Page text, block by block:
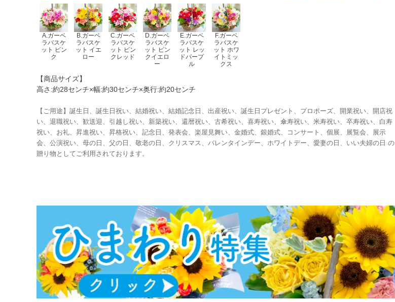
A.ガーベ
ラバスケ
ット ピン
ク
B.ガーベ
ラバスケ
ット イエ
ロー
C.ガーベ
ラバスケ
ット ピン
クレッド
D.ガーベ
ラバスケ
ット ピン
クイエロ
ー
E.ガーベ
ラバスケ
ット レッ
ドパープ
ル
F.ガーベ
ラバスケ
ット ホワ
イトミッ
クス
【商品サイズ】
高さ:約28センチ×幅:約30センチ×奥行:約20センチ
【ご用途】誕生日、誕生日祝い、結婚祝い、結婚記念日、出産祝い、誕生日プレゼント、プロポーズ、開業祝い、開店祝
い、退職祝い、歓送迎、引越し祝い、新築祝い、還暦祝い、古希祝い、喜寿祝い、傘寿祝い、米寿祝い、卒寿祝い、白寿
祝い、お礼、昇進祝い、昇格祝い、記念日、発表会、楽屋見舞い、金婚式、銀婚式、コンサート、個展、展覧会、展示
会、公演祝い、母の日、父の日、敬老の日、クリスマス、バレンタインデー、ホワイトデー、愛妻の日、いい夫婦の日 の
贈り物としてご利用されております。